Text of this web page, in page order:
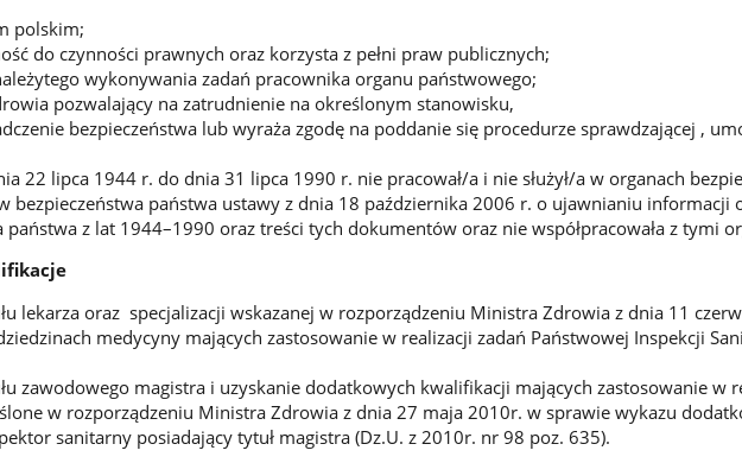
polskim;
do czynności prawnych oraz korzysta z pełni praw publicznych;
wykonywania zadań pracownika organu państwowego;
pozwalający na zatrudnienie na określonym stanowisku,
bezpieczeństwa lub wyraża zgodę na poddanie się procedurze sprawdzającej ,
22 lipca 1944 r. do dnia 31 lipca 1990 r. nie pracował/a i nie służył/a w organach
bezpieczeństwa państwa ustawy z dnia 18 października 2006 r. o ujawnianiu informacji
państwa z lat 1944–1990 oraz treści tych dokumentów oraz nie współpracowała z tymi
lekarza oraz specjalizacji wskazanej w rozporządzeniu Ministra Zdrowia z dnia 11
medycyny mających zastosowanie w realizacji zadań Państwowej Inspekcji
zawodowego magistra i uzyskanie dodatkowych kwalifikacji mających zastosowanie w
w rozporządzeniu Ministra Zdrowia z dnia 27 maja 2010r. w sprawie wykazu
sanitarny posiadający tytuł magistra (Dz.U. z 2010r. nr 98 poz. 635).